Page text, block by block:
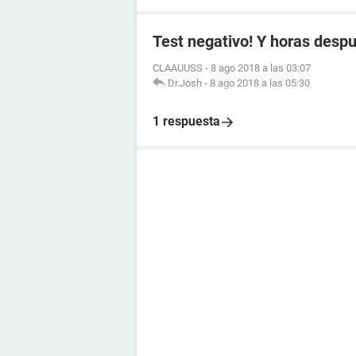
Test negativo! Y horas
CLAAUUSS - 8 ago 2018 a las 03:07
Dr.Josh - 8 ago 2018 a las 05:30
1 respuesta